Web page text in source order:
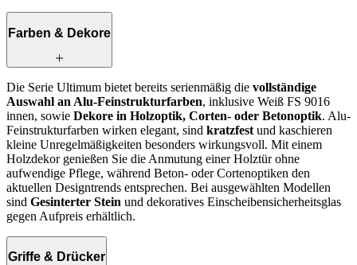
Farben & Dekore
Die Serie Ultimum bietet bereits serienmäßig die vollständige
Auswahl an Alu-Feinstrukturfarben, inklusive Weiß FS 9016
innen, sowie Dekore in Holzoptik, Corten‑ oder Betonoptik. Alu-
Feinstrukturfarben wirken elegant, sind kratzfest und kaschieren
kleine Unregelmäßigkeiten besonders wirkungsvoll. Mit einem
Holzdekor genießen Sie die Anmutung einer Holztür ohne
aufwendige Pflege, während Beton‑ oder Cortenoptiken den
aktuellen Designtrends entsprechen. Bei ausgewählten Modellen
sind Gesinterter Stein und dekoratives Einscheibensicherheitsglas
gegen Aufpreis erhältlich.
Griffe & Drücker